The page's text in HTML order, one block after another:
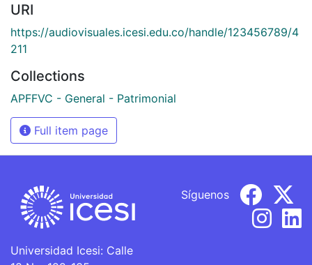
URI
https://audiovisuales.icesi.edu.co/handle/123456789/4
211
Collections
APFFVC - General - Patrimonial
Full item page
Universidad Icesi: Calle
Síguenos